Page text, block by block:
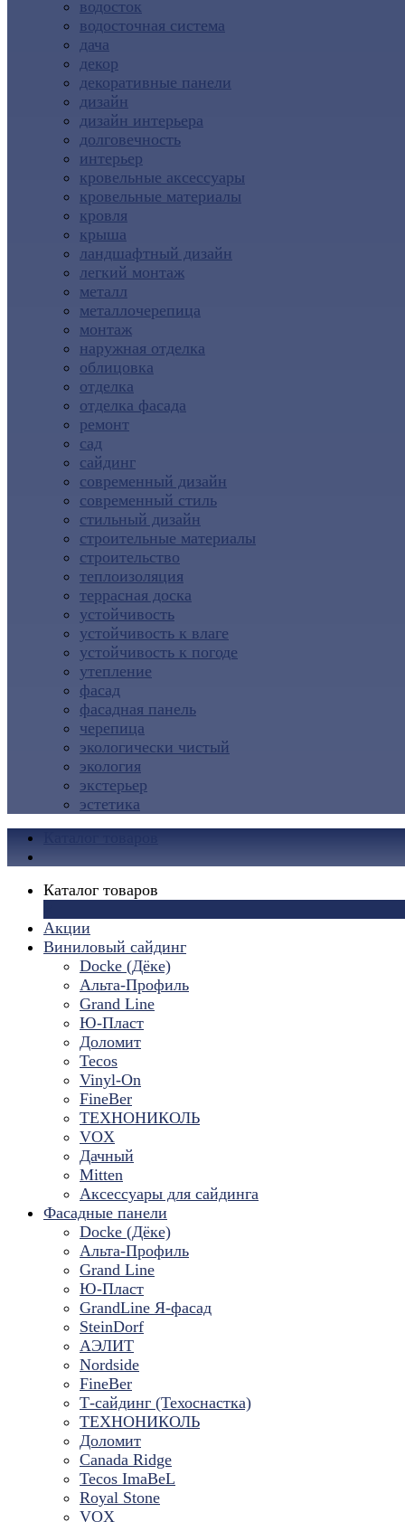
водосток
водосточная система
дача
декор
декоративные панели
дизайн
дизайн интерьера
долговечность
интерьер
кровельные аксессуары
кровельные материалы
кровля
крыша
ландшафтный дизайн
легкий монтаж
металл
металлочерепица
монтаж
наружная отделка
облицовка
отделка
отделка фасада
ремонт
сад
сайдинг
современный дизайн
современный стиль
стильный дизайн
строительные материалы
строительство
теплоизоляция
террасная доска
устойчивость
устойчивость к влаге
устойчивость к погоде
утепление
фасад
фасадная панель
черепица
экологически чистый
экология
экстерьер
эстетика
Каталог товаров
Акции
Виниловый сайдинг
Docke (Дёке)
Альта-Профиль
Grand Line
Ю-Пласт
Доломит
Tecos
Vinyl-On
FineBer
ТЕХНОНИКОЛЬ
VOX
Дачный
Mitten
Аксессуары для сайдинга
Фасадные панели
Docke (Дёке)
Альта-Профиль
Grand Line
Ю-Пласт
GrandLine Я-фасад
SteinDorf
АЭЛИТ
Nordside
FineBer
Т-сайдинг (Техоснастка)
ТЕХНОНИКОЛЬ
Доломит
Canada Ridge
Tecos ImaBeL
Royal Stone
VOX